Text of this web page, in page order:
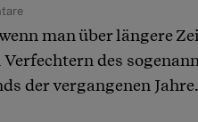
man über längere
des
der vergangenen Jahre.